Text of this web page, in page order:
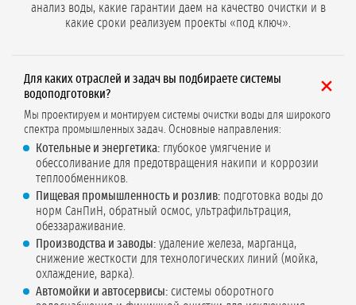
анализ воды, какие гарантии даем на качество очистки и в
какие сроки реализуем проекты «под ключ».
Для каких отраслей и задач вы подбираете системы
водоподготовки?
Мы проектируем и монтируем системы очистки воды для широкого
спектра промышленных задач. Основные направления:
Котельные и энергетика: глубокое умягчение и
обессоливание для предотвращения накипи и коррозии
теплообменников.
Пищевая промышленность и розлив: подготовка воды до
норм СанПиН, обратный осмос, ультрафильтрация,
обеззараживание.
Производства и заводы: удаление железа, марганца,
снижение жесткости для технологических линий (мойка,
охлаждение, варка).
Автомойки и автосервисы: системы оборотного